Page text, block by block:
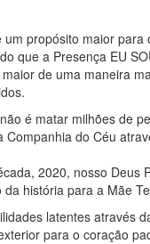
propósito maior
que a Presença EU
de uma maneira
é matar milhões de
do Céu
2020, nosso
história para a Mãe
latentes através
para o coração